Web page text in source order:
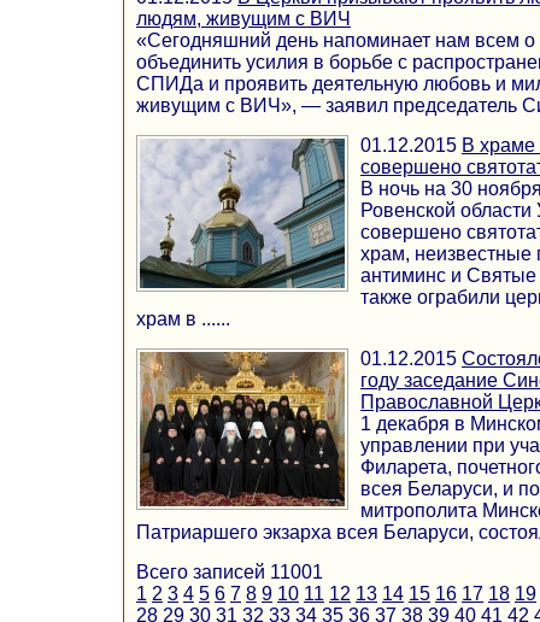
людям, живущим с ВИЧ
«Сегодняшний день напоминает нам всем о
объединить усилия в борьбе с
СПИДа и проявить деятельную любовь и
живущим с ВИЧ», — заявил председатель
01.12.2015 В храме
совершено
В ночь на 30
Ровенской
совершено
храм, неизвестные
антиминс и
также ограбили
храм в ......
01.12.2015
году заседание
Православной
1 декабря в
управлении при
Филарета,
всея Беларуси, и
митрополита
Патриаршего экзарха всея Беларуси,
Всего записей 11001
1 2 3 4 5 6 7 8 9 10 11 12 13 14 15 16 17 18 19
28 29 30 31 32 33 34 35 36 37 38 39 40 41 42